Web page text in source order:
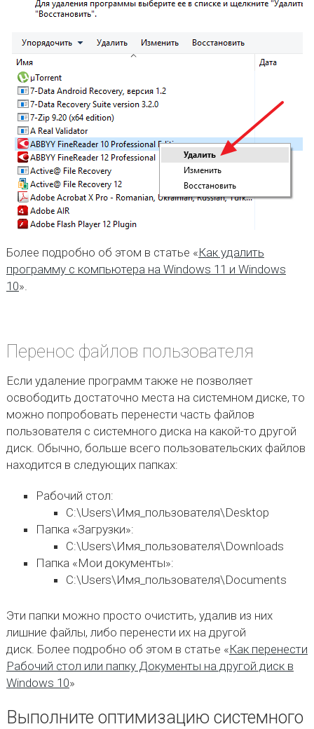
Более подробно об этом в статье «Как удалить
программу с компьютера на Windows 11 и Windows
10».
Перенос файлов пользователя
Если удаление программ также не позволяет
освободить достаточно места на системном диске, то
можно попробовать перенести часть файлов
пользователя с системного диска на какой-то другой
диск. Обычно, больше всего пользовательских файлов
находится в следующих папках:
Рабочий стол:
C:\Users\Имя_пользователя\Desktop
Папка «Загрузки»:
C:\Users\Имя_пользователя\Downloads
Папка «Мои документы»:
C:\Users\Имя_пользователя\Documents
Эти папки можно просто очистить, удалив из них
лишние файлы, либо перенести их на другой
диск. Более подробно об этом в статье «Как перенести
Рабочий стол или папку Документы на другой диск в
Windows 10»
Выполните оптимизацию системного